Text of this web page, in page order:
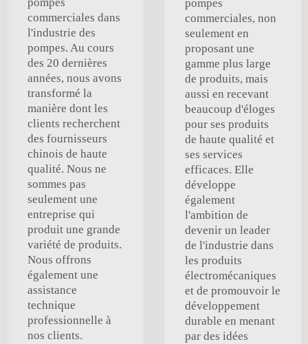
commerciales dans
l'industrie des
pompes. Au cours
des 20 dernières
années, nous avons
transformé la
manière dont les
clients recherchent
des fournisseurs
chinois de haute
qualité. Nous ne
sommes pas
seulement une
entreprise qui
produit une grande
variété de produits.
Nous offrons
également une
assistance
technique
professionnelle à
nos clients.
pompes
commerciales, non
seulement en
proposant une
gamme plus large
de produits, mais
aussi en recevant
beaucoup d'éloges
pour ses produits
de haute qualité et
ses services
efficaces. Elle
développe
également
l'ambition de
devenir un leader
de l'industrie dans
les produits
électromécaniques
et de promouvoir le
développement
durable en menant
par des idées